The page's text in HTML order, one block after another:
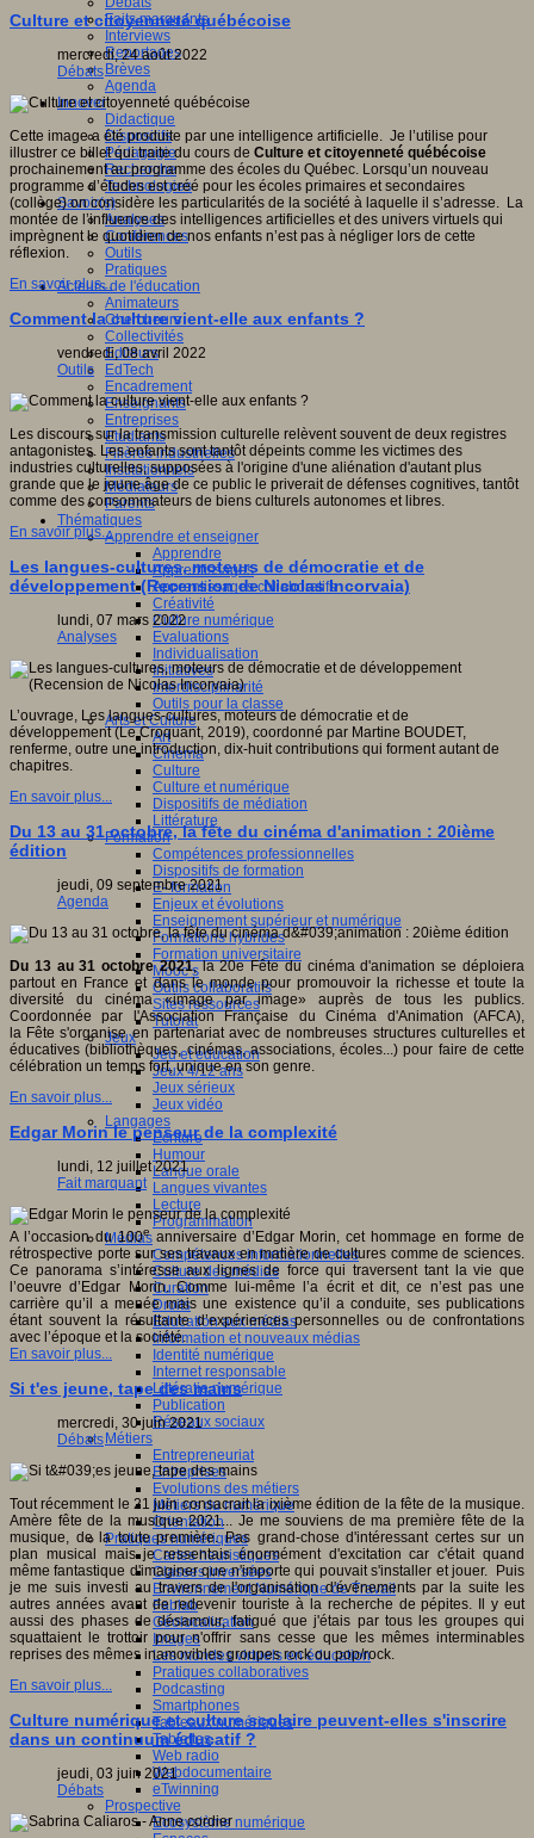
Faits marquants
Interviews
Reportages
Brèves
Agenda
Innover
Didactique
Dispositifs
Pédagogie
Recherche
Technologies
Savoir(s)
Analyses
Conférences
Outils
Pratiques
Acteurs de l'éducation
Animateurs
Chercheurs
Collectivités
Editeurs
EdTech
Encadrement
Enseignants
Entreprises
Etudiants
Filières industrielles
Institutionnels
Médiateurs
Parents
Thématiques
Apprendre et enseigner
Apprendre
Apprentissages
Apprentissages collaboratifs
Créativité
Culture numérique
Evaluations
Individualisation
Initiatives
Interdisciplinarité
Outils pour la classe
Arts et Culture
Art
Cinéma
Culture
Culture et numérique
Dispositifs de médiation
Littérature
Formation
Compétences professionnelles
Dispositifs de formation
E- formation
Enjeux et évolutions
Enseignement supérieur et numérique
Formations hybrides
Formation universitaire
Mooc’s
Outils collaboratifs
Sites ressources
Tutorat
Jeux
Jeu et éducation
Jeux 4/12 ans
Jeux sérieux
Jeux vidéo
Langages
Ecriture
Humour
Langue orale
Langues vivantes
Lecture
Programmation
Médias
Compétences informationnelles
Culture des médias
Curation
Droits
Education aux médias
Information et nouveaux médias
Identité numérique
Internet responsable
Littératie numérique
Publication
Réseaux sociaux
Métiers
Entrepreneuriat
Entreprises
Evolutions des métiers
Métiers du numérique
Orientation
Pratiques numériques
Cartes heuristiques
Classes inversées
Environnement Numérique de Travail
Fablab
Géolocalisation
Images
Les mondes virtuels en éducation
Pratiques collaboratives
Podcasting
Smartphones
Tableaux numériques
Tablettes
Web radio
Webdocumentaire
eTwinning
Prospective
Ecosystème numérique
Culture et citoyenneté québécoise
mercredi, 24 août 2022
Débats
Cette image a été produite par une intelligence artificielle. Je l’utilise pour
illustrer ce billet qui traite du cours de Culture et citoyenneté québécoise
prochainement au programme des écoles du Québec. Lorsqu’un nouveau
programme d’études est créé pour les écoles primaires et secondaires
(collège) on considère les particularités de la société à laquelle il s’adresse. La
montée de l’influence des intelligences artificielles et des univers virtuels qui
imprègnent le quotidien de nos enfants n’est pas à négliger lors de cette
réflexion.
En savoir plus...
Comment la culture vient-elle aux enfants ?
vendredi, 08 avril 2022
Outils
Les discours sur la transmission culturelle relèvent souvent de deux registres
antagonistes. Les enfants sont tantôt dépeints comme les victimes des
industries culturelles, supposées à l'origine d'une aliénation d'autant plus
grande que le jeune âge de ce public le priverait de défenses cognitives, tantôt
comme des consommateurs de biens culturels autonomes et libres.
En savoir plus...
Les langues-cultures, moteurs de démocratie et de
développement (Recension de Nicolas Incorvaia)
lundi, 07 mars 2022
Analyses
L’ouvrage, Les langues-cultures, moteurs de démocratie et de
développement (Le Croquant, 2019), coordonné par Martine BOUDET,
renferme, outre une introduction, dix-huit contributions qui forment autant de
chapitres.
En savoir plus...
Du 13 au 31 octobre, la fête du cinéma d'animation : 20ième
édition
jeudi, 09 septembre 2021
Agenda
Du 13 au 31 octobre 2021, la 20e Fête du cinéma d'animation se déploiera
partout en France et dans le monde pour promouvoir la richesse et toute la
diversité du cinéma «image par image» auprès de tous les publics.
Coordonnée par l'Association Française du Cinéma d'Animation (AFCA),
la Fête s'organise en partenariat avec de nombreuses structures culturelles et
éducatives (bibliothèques, cinémas, associations, écoles...) pour faire de cette
célébration un temps fort, unique en son genre.
En savoir plus...
Edgar Morin le penseur de la complexité
lundi, 12 juillet 2021
Fait marquant
A l’occasion du 100eanniversaire d’Edgar Morin, cet hommage en forme de
rétrospective porte sur ses travaux en matière de cultures comme de sciences.
Ce panorama s’intéresse aux lignes de force qui traversent tant la vie que
l’oeuvre d’Edgar Morin. Comme lui-même l’a écrit et dit, ce n’est pas une
carrière qu’il a menée mais une existence qu’il a conduite, ses publications
étant souvent la résultante d’expériences personnelles ou de confrontations
avec l’époque et la société.
En savoir plus...
Si t'es jeune, tape des mains
mercredi, 30 juin 2021
Débats
Tout récemment le 21 juin consacrait la ixième édition de la fête de la musique.
Amère fête de la musique 2021... Je me souviens de ma première fête de la
musique, de la toute première. Pas grand-chose d'intéressant certes sur un
plan musical mais je ressentais énormément d'excitation car c'était quand
même fantastique d'imaginer que n'importe qui pouvait s'installer et jouer. Puis
je me suis investi au travers de l'organisation d'événements par la suite les
autres années avant de redevenir touriste à la recherche de pépites. Il y eut
aussi des phases de désamour, fatigué que j'étais par tous les groupes qui
squattaient le trottoir pour n'offrir sans cesse que les mêmes interminables
reprises des mêmes inamovibles groupes rock ou pop/rock.
En savoir plus...
Culture numérique et culture scolaire peuvent-elles s'inscrire
dans un continuum éducatif ?
jeudi, 03 juin 2021
Débats